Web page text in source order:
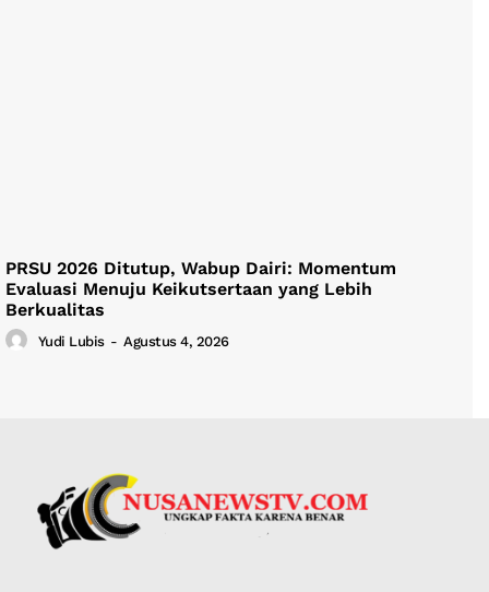
PRSU 2026 Ditutup, Wabup Dairi: Momentum
Evaluasi Menuju Keikutsertaan yang Lebih
Berkualitas
Yudi Lubis - Agustus 4, 2026